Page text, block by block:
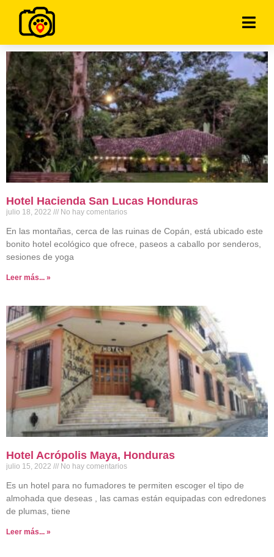
Hotel Hacienda San Lucas Honduras
julio 18, 2022 No hay comentarios
En las montañas, cerca de las ruinas de Copán, está ubicado este
bonito hotel ecológico que ofrece, paseos a caballo por senderos,
sesiones de yoga
Leer más... »
Hotel Acrópolis Maya, Honduras
julio 15, 2022 No hay comentarios
Es un hotel para no fumadores te permiten escoger el tipo de
almohada que deseas , las camas están equipadas con edredones
de plumas, tiene
Leer más... »